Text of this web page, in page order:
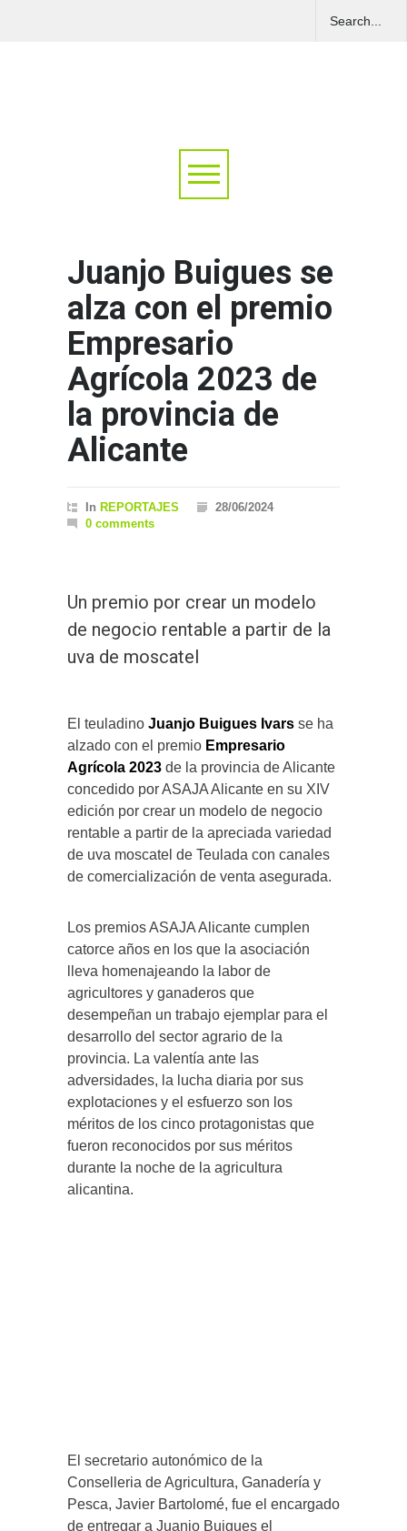
Juanjo Buigues se
alza con el premio
Empresario
Agrícola 2023 de
la provincia de
Alicante
In REPORTAJES
28/06/2024
0 comments
Un premio por crear un modelo
de negocio rentable a partir de la
uva de moscatel
El teuladino Juanjo Buigues Ivars se ha
alzado con el premio Empresario
Agrícola 2023 de la provincia de Alicante
concedido por ASAJA Alicante en su XIV
edición por crear un modelo de negocio
rentable a partir de la apreciada variedad
de uva moscatel de Teulada con canales
de comercialización de venta asegurada.
Los premios ASAJA Alicante cumplen
catorce años en los que la asociación
lleva homenajeando la labor de
agricultores y ganaderos que
desempeñan un trabajo ejemplar para el
desarrollo del sector agrario de la
provincia. La valentía ante las
adversidades, la lucha diaria por sus
explotaciones y el esfuerzo son los
méritos de los cinco protagonistas que
fueron reconocidos por sus méritos
durante la noche de la agricultura
alicantina.
El secretario autonómico de la
Conselleria de Agricultura, Ganadería y
Pesca, Javier Bartolomé, fue el encargado
de entregar a Juanjo Buigues el